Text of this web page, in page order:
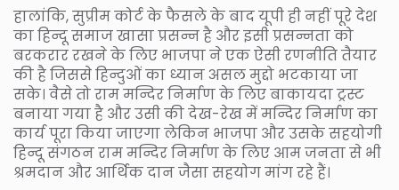
हालांकि, सुप्रीम कोर्ट के फैसले के बाद यूपी ही नहीं पूरे देश
का हिन्दू समाज खासा प्रसन्न है और इसी प्रसन्नता को
बरकरार रखने के लिए भाजपा ने एक ऐसी रणनीति तैयार
की है जिससे हिन्दुओं का ध्यान असल मुद्दो भटकाया जा
सके। वैसे तो राम मन्दिर निर्माण के लिए बाकायदा ट्रस्ट
बनाया गया है और उसी की देख-रेख में मन्दिर निर्माण का
कार्य पूरा किया जाएगा लेकिन भाजपा और उसके सहयोगी
हिन्दू संगठन राम मन्दिर निर्माण के लिए आम जनता से भी
श्रमदान और आर्थिक दान जैसा सहयोग मांग रहे हैं।